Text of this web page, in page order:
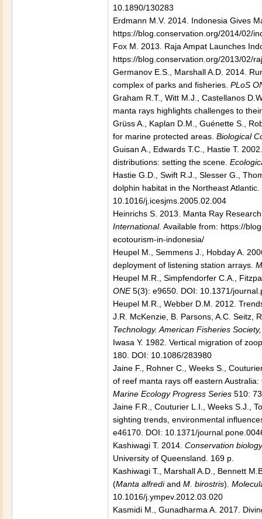
10.1890/130283
Erdmann M.V. 2014. Indonesia Gives
https://blog.conservation.org/2014/02/
Fox M. 2013. Raja Ampat Launches
https://blog.conservation.org/2013/02/
Germanov E.S., Marshall A.D. 2014.
complex of parks and fisheries. PLoS
Graham R.T., Witt M.J., Castellanos
manta rays highlights challenges to
Grüss A., Kaplan D.M., Guénette S.,
for marine protected areas. Biological
Guisan A., Edwards T.C., Hastie T.
distributions: setting the scene.
Hastie G.D., Swift R.J., Slesser G.,
dolphin habitat in the Northeast Atlantic.
10.1016/j.icesjms.2005.02.004
Heinrichs S. 2013. Manta Ray
International. Available from: https://
ecotourism-in-indonesia/
Heupel M., Semmens J., Hobday A.
deployment of listening station arrays.
Heupel M.R., Simpfendorfer C.A.,
ONE5(3): e9650. DOI: 10.1371/
Heupel M.R., Webber D.M. 2012.
J.R. McKenzie, B. Parsons, A.C. Seitz,
Technology. American Fisheries
Iwasa Y. 1982. Vertical migration of
180. DOI: 10.1086/283980
Jaine F., Rohner C., Weeks S.,
of reef manta rays off eastern
Marine Ecology Progress Series 510:
Jaine F.R., Couturier L.I., Weeks S.J.,
sighting trends, environmental
e46170. DOI: 10.1371/
Kashiwagi T. 2014. Conservation
University of Queensland. 169 p.
Kashiwagi T., Marshall A.D., Bennett
(Manta alfrediand M. birostris).
10.1016/j.ympev.2012.03.020
Kasmidi M., Gunadharma A. 2017.